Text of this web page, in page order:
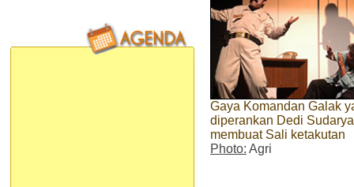
Gaya Komandan Galak
diperankan Dedi
membuat Sali ketakutan
Photo: Agri